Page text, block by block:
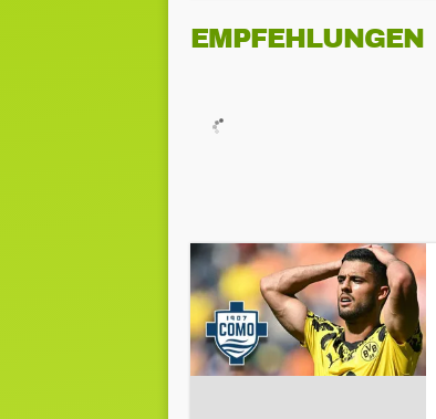
EMPFEHLUNGEN